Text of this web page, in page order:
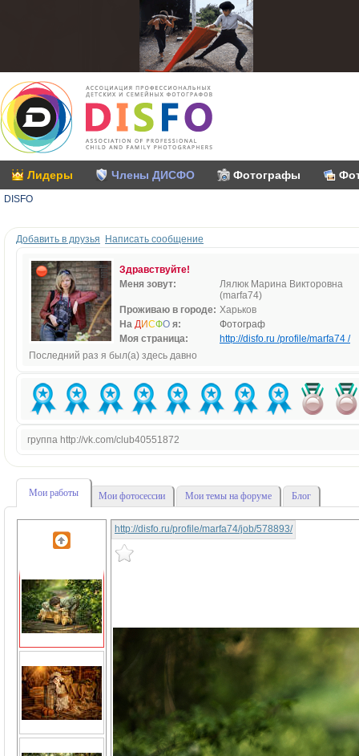
Лидеры Члены ДИСФО Фотографы
DISFO
Добавить в друзья Написать сообщение
Здравствуйте!
Меня зовут:
Лялюк Марина Викторовна
(marfa74)
Проживаю в городе: Харьков
На ДИСФО я:
Фотограф
Моя страница:
http://disfo.ru /profile/marfa74 /
Последний раз я был(а) здесь давно
группа http://vk.com/club40551872
Мои работы Мои фотосессии Мои темы на форуме Блог
http://disfo.ru/profile/marfa74/job/578893/